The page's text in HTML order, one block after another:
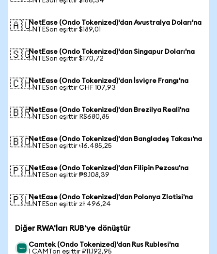
🇦🇺NetEase (Ondo Tokenized)'dan Avustralya Doları'na
1 NTESon eşittir $189,01
🇸🇬NetEase (Ondo Tokenized)'dan Singapur Doları'na
1 NTESon eşittir $170,72
🇨🇭NetEase (Ondo Tokenized)'dan İsviçre Frangı'na
1 NTESon eşittir CHF 107,93
🇧🇷NetEase (Ondo Tokenized)'dan Brezilya Reali'na
1 NTESon eşittir R$680,85
🇧🇩NetEase (Ondo Tokenized)'dan Bangladeş Takası'na
1 NTESon eşittir ৳16.485,25
🇵🇭NetEase (Ondo Tokenized)'dan Filipin Pezosu'na
1 NTESon eşittir ₱8.108,39
🇵🇱NetEase (Ondo Tokenized)'dan Polonya Zlotisi'na
1 NTESon eşittir zł 496,24
Diğer RWA'ları RUB'ye dönüştür
Camtek (Ondo Tokenized)'dan Rus Rublesi'na
1 CAMTon eşittir ₽11.192,95